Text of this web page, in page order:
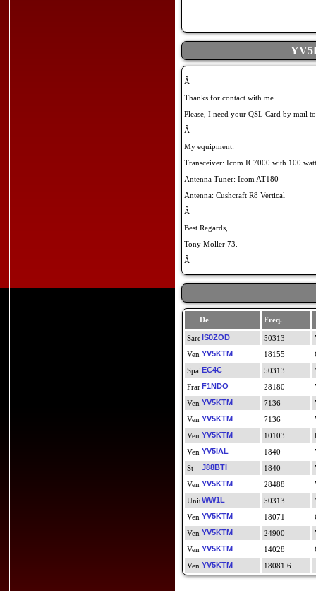
Â
Thanks for contact with me.
Please, I need your QSL Card by mail
Â
My equipment:
Transceiver: Icom IC7000 with 100
Antenna Tuner: Icom AT180
Antenna: Cushcraft R8 Vertical
Â
Best Regards,
Tony Moller 73.
Â
De Freq.
IS0ZOD
50313
YV5KTM
18155
EC4C
50313
F1NDO
28180
YV5KTM
7136
YV5KTM
7136
YV5KTM
10103
YV5IAL
1840
J88BTI
1840
YV5KTM
28488
WW1L
50313
YV5KTM
18071
YV5KTM
24900
YV5KTM
14028
YV5KTM
18081.6